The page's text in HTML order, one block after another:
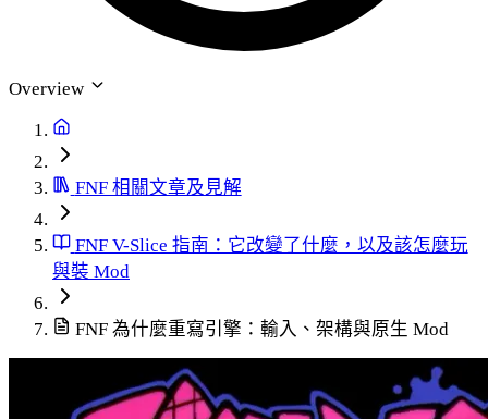
Overview
FNF 相關文章及見解
FNF V-Slice 指南：它改變了什麼，以及該怎麼玩
與裝 Mod
FNF 為什麼重寫引擎：輸入、架構與原生 Mod